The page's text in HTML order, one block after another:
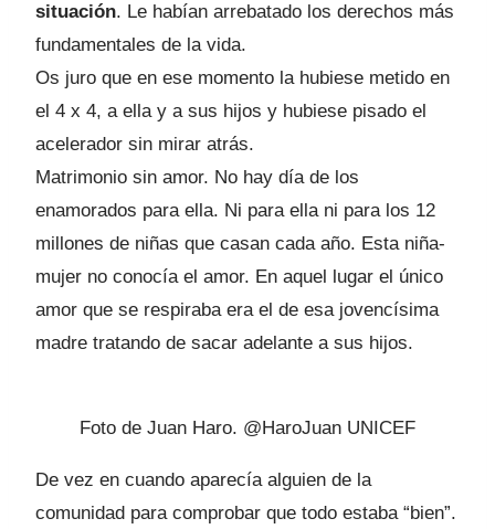
situación. Le habían arrebatado los derechos más
fundamentales de la vida.
Os juro que en ese momento la hubiese metido en
el 4 x 4, a ella y a sus hijos y hubiese pisado el
acelerador sin mirar atrás.
Matrimonio sin amor. No hay día de los
enamorados para ella. Ni para ella ni para los 12
millones de niñas que casan cada año. Esta niña-
mujer no conocía el amor. En aquel lugar el único
amor que se respiraba era el de esa jovencísima
madre tratando de sacar adelante a sus hijos.
Foto de Juan Haro. @HaroJuan UNICEF
De vez en cuando aparecía alguien de la
comunidad para comprobar que todo estaba “bien”.